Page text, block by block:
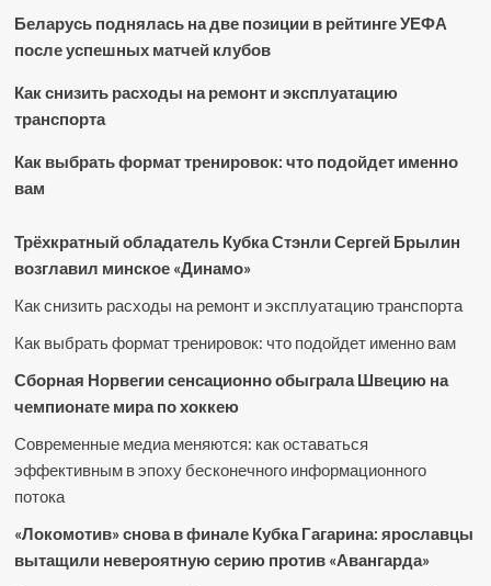
Беларусь поднялась на две позиции в рейтинге УЕФА
после успешных матчей клубов
Как снизить расходы на ремонт и эксплуатацию
транспорта
Как выбрать формат тренировок: что подойдет именно
вам
Трёхкратный обладатель Кубка Стэнли Сергей Брылин
возглавил минское «Динамо»
Как снизить расходы на ремонт и эксплуатацию транспорта
Как выбрать формат тренировок: что подойдет именно вам
Сборная Норвегии сенсационно обыграла Швецию на
чемпионате мира по хоккею
Современные медиа меняются: как оставаться
эффективным в эпоху бесконечного информационного
потока
«Локомотив» снова в финале Кубка Гагарина: ярославцы
вытащили невероятную серию против «Авангарда»